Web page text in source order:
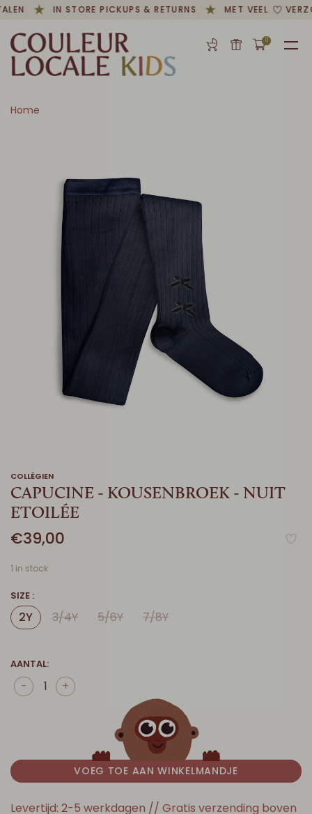
IN STORE PICKUPS & RETURNS MET VEEL
0
Home
COLLÉGIEN
CAPUCINE - KOUSENBROEK - NUIT
ETOILÉE
€39,00
1 in stock
SIZE :
2Y 3/4Y 5/6Y 7/8Y
AANTAL:
+
-
VOEG TOE AAN WINKELMANDJE
Levertijd: 2-5 werkdagen // Gratis verzending boven